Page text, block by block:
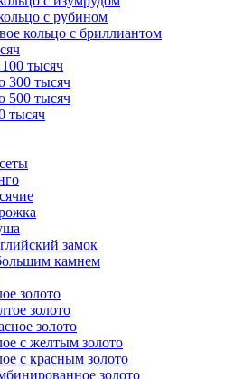
с рубином
кольцо с бриллиантом
тысяч
300 тысяч
500 тысяч
тысяч
замок
камнем
золото
золото
золото
с желтым золото
с красным золото
золото